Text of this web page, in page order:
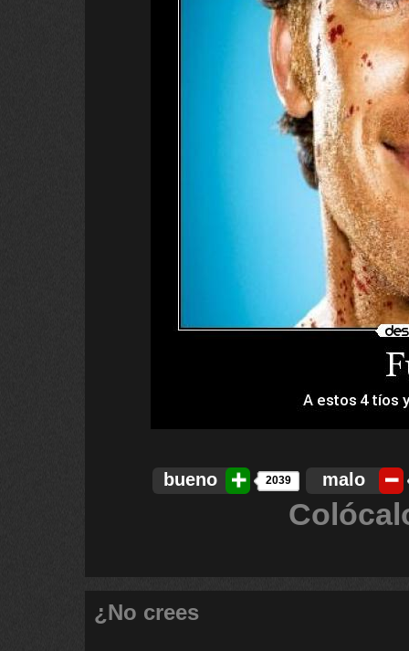
bueno 2039 malo
¿No crees